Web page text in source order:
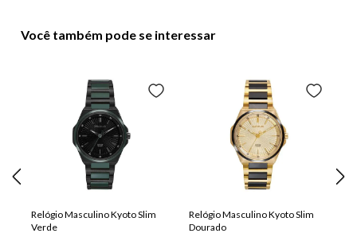
Você também pode se interessar
Relógio Masculino Kyoto Slim
Verde
Relógio Masculino Kyoto Slim
Dourado